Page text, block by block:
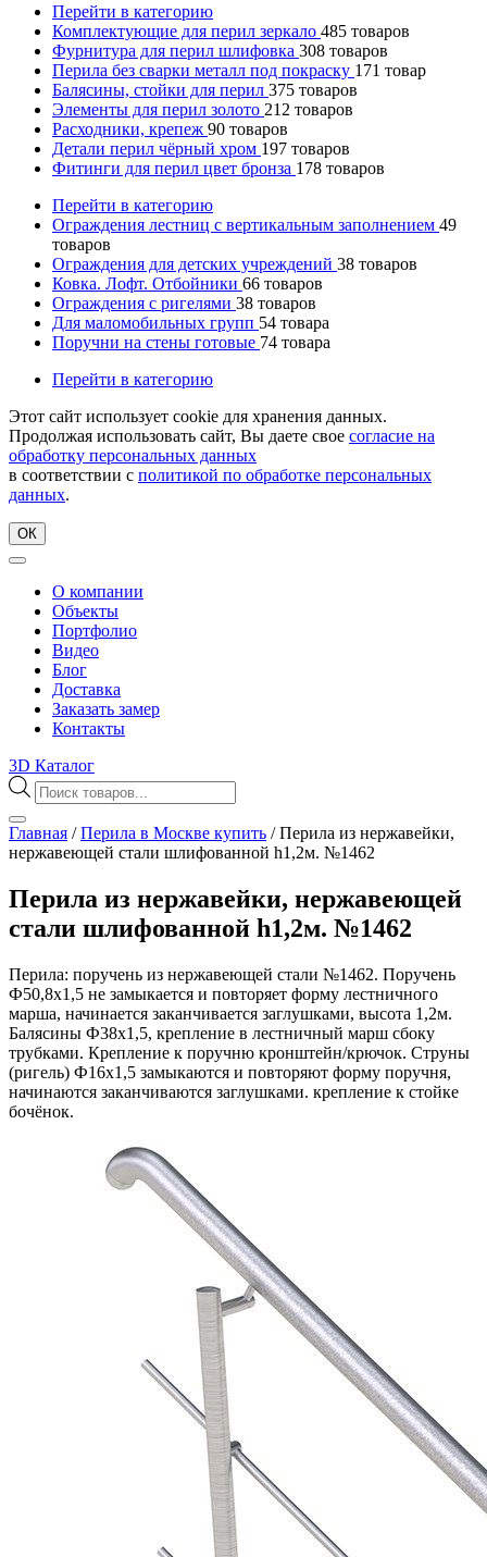
Перейти в категорию
Комплектующие для перил зеркало 485 товаров
Фурнитура для перил шлифовка 308 товаров
Перила без сварки металл под покраску 171 товар
Балясины, стойки для перил 375 товаров
Элементы для перил золото 212 товаров
Расходники, крепеж 90 товаров
Детали перил чёрный хром 197 товаров
Фитинги для перил цвет бронза 178 товаров
Перейти в категорию
Ограждения лестниц с вертикальным заполнением 49
товаров
Ограждения для детских учреждений 38 товаров
Ковка. Лофт. Отбойники 66 товаров
Ограждения с ригелями 38 товаров
Для маломобильных групп 54 товара
Поручни на стены готовые 74 товара
Перейти в категорию
Этот сайт использует cookie для хранения данных.
Продолжая использовать сайт, Вы даете свое согласие на
обработку персональных данных
в соответствии с политикой по обработке персональных
данных.
ОК
О компании
Объекты
Портфолио
Видео
Блог
Доставка
Заказать замер
Контакты
3D Каталог
Поиск
товаров
Главная /Перила в Москве купить /Перила из нержавейки,
нержавеющей стали шлифованной h1,2м. №1462
Перила из нержавейки, нержавеющей
стали шлифованной h1,2м. №1462
Перила: поручень из нержавеющей стали №1462. Поручень
Ф50,8х1,5 не замыкается и повторяет форму лестничного
марша, начинается заканчивается заглушками, высота 1,2м.
Балясины Ф38х1,5, крепление в лестничный марш сбоку
трубками. Крепление к поручню кронштейн/крючок. Струны
(ригель) Ф16х1,5 замыкаются и повторяют форму поручня,
начинаются заканчиваются заглушками. крепление к стойке
бочёнок.